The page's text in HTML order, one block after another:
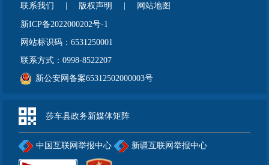
联系我们 版权声明 网站地图
新ICP备2022000202号-1
网站标识码：6531250001
联系方式：0998-8522207
新公安网备案65312502000003号
莎车县政务新媒体矩阵
中国互联网举报中心 新疆互联网举报中心